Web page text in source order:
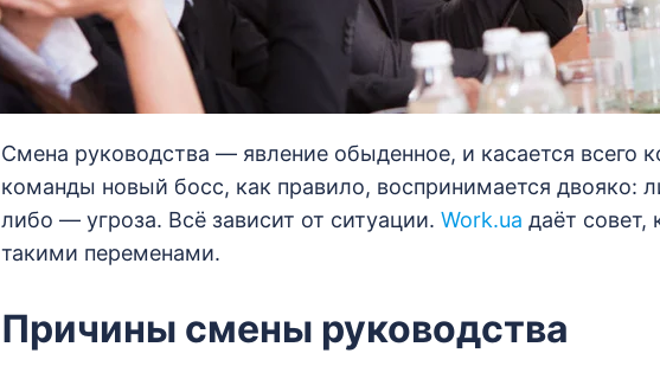
Смена руководства — явление обыденное, и касается всего
команды новый босс, как правило, воспринимается двояко:
либо — угроза. Всё зависит от ситуации. Work.ua даёт совет,
такими переменами.
Причины смены руководства